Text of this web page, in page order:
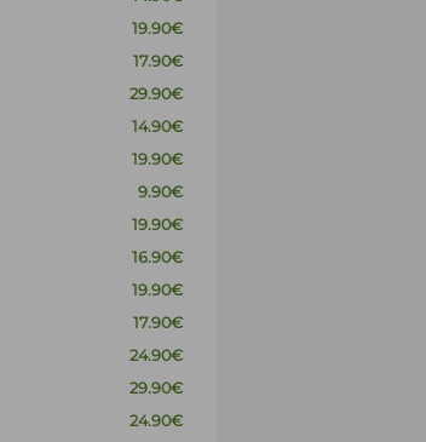
19.90€
17.90€
29.90€
14.90€
19.90€
9.90€
19.90€
16.90€
19.90€
17.90€
24.90€
29.90€
24.90€